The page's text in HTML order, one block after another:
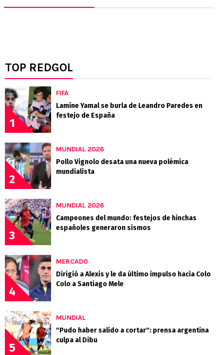
TOP REDGOL
1
FIFA
Lamine Yamal se burla de Leandro Paredes en
festejo de España
2
MUNDIAL 2026
Pollo Vignolo desata una nueva polémica
mundialista
3
MUNDIAL 2026
Campeones del mundo: festejos de hinchas
españoles generaron sismos
4
MERCADO
Dirigió a Alexis y le da último impulso hacia Colo
Colo a Santiago Mele
5
MUNDIAL
"Pudo haber salido a cortar": prensa argentina
culpa al Dibu